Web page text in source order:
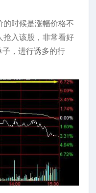
的时候是涨幅价格不
抢入该股，非常看好
，进行诱多的行